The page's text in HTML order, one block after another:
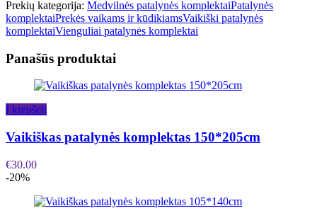
Prekių kategorija: Medvilnės patalynės komplektaiPatalynės
komplektaiPrekės vaikams ir kūdikiamsVaikiški patalynės
komplektaiVienguliai patalynės komplektai
Panašūs produktai
Į krepšelį
Vaikiškas patalynės komplektas 150*205cm
€30.00
-20%